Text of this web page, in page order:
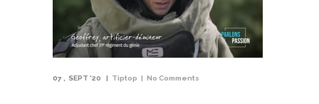
07 SEPT '20 Tiptop No Comments